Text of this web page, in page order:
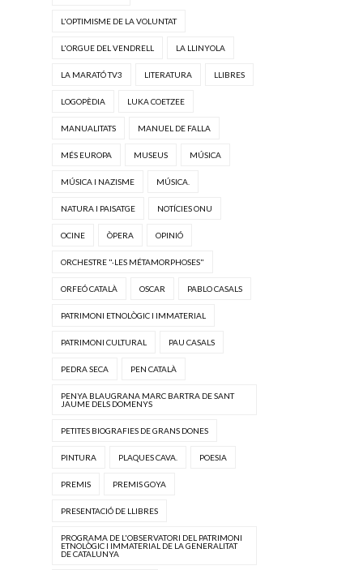
L'OPTIMISME DE LA VOLUNTAT
L'ORGUE DEL VENDRELL LA LLINYOLA
LA MARATÓ TV3 LITERATURA LLIBRES
LOGOPÈDIA LUKA COETZEE
MANUALITATS MANUEL DE FALLA
MÉS EUROPA MUSEUS MÚSICA
MÚSICA I NAZISME MÚSICA.
NATURA I PAISATGE NOTÍCIES ONU
OCINE ÒPERA OPINIÓ
ORCHESTRE "·LES MÉTAMORPHOSES"
ORFEÓ CATALÀ OSCAR PABLO CASALS
PATRIMONI ETNOLÒGIC I IMMATERIAL
PATRIMONI CULTURAL PAU CASALS
PEDRA SECA PEN CATALÀ
PENYA BLAUGRANA MARC BARTRA DE SANT
JAUME DELS DOMENYS
PETITES BIOGRAFIES DE GRANS DONES
PINTURA PLAQUES CAVA. POESIA
PREMIS PREMIS GOYA
PRESENTACIÓ DE LLIBRES
PROGRAMA DE L'OBSERVATORI DEL PATRIMONI
ETNOLÒGIC I IMMATERIAL DE LA GENERALITAT
DE CATALUNYA